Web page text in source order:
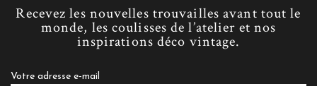
Recevez les nouvelles trouvailles avant tout le
monde, les coulisses de l’atelier et nos
inspirations déco vintage.
Votre adresse e-mail